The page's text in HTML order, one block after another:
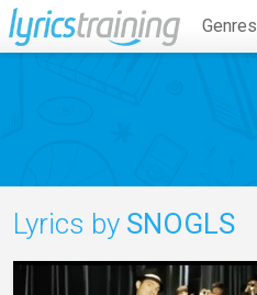
Genres
Lyrics by SNOGLS